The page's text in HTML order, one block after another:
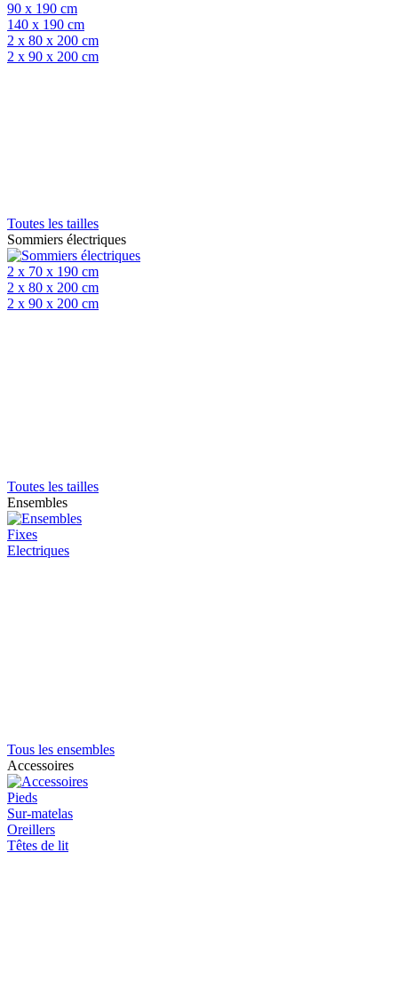
90 x 190 cm
140 x 190 cm
2 x 80 x 200 cm
2 x 90 x 200 cm
Toutes les tailles
Sommiers électriques
2 x 70 x 190 cm
2 x 80 x 200 cm
2 x 90 x 200 cm
Toutes les tailles
Ensembles
Fixes
Electriques
Tous les ensembles
Accessoires
Pieds
Sur-matelas
Oreillers
Têtes de lit